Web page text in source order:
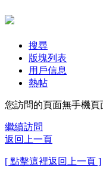
搜尋
版塊列表
用戶信息
熱帖
您訪問的頁面無手機頁
繼續訪問
返回上一頁
[ 點擊這裡返回上一頁 ]